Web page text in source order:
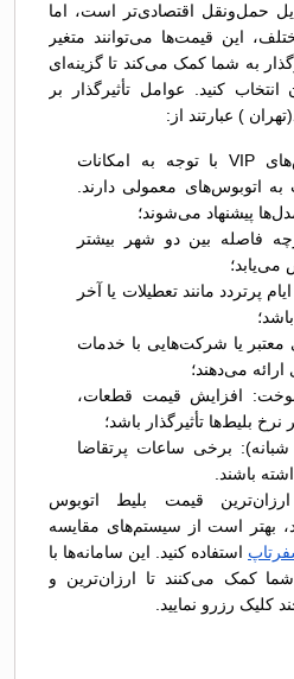
حمل‌ونقل اقتصادی‌تر است، اما
این قیمت‌ها می‌توانند متغیر
به شما کمک می‌کند تا گزینه‌ای
کنید. عوامل تأثیرگذار بر
) عبارتند از:
نوع اتوبوس: بلیط اتوبوس‌های VIP با توجه به امکانات
اتوبوس‌های معمولی دارند.
پیشنهاد می‌شوند؛
فاصله بین دو شهر بیشتر
می‌یابد؛
پرتردد مانند تعطیلات یا آخر
یا شرکت‌هایی با خدمات
ارائه می‌دهند؛
افزایش قیمت قطعات،
بلیط‌ها تأثیرگذار باشد؛
برخی ساعات پرتقاضا
باشند.
قیمت بلیط اتوبوس
بهتر است از سیستم‌های مقایسه
استفاده کنید. این سامانه‌ها با
کمک می‌کنند تا ارزان‌ترین و
کلیک رزرو نمایید.